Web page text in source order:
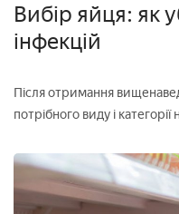
Вибір яйця: як
інфекцій
Після отримання
потрібного виду і